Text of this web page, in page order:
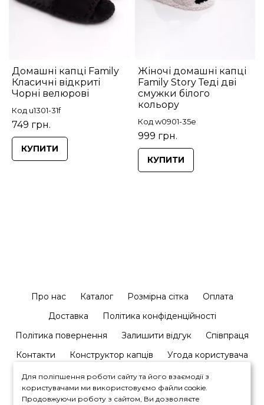
Домашні капці Family
Класичні відкриті
Чорні велюрові
Код u1301-31f
749 грн.
КУПИТИ
Жіночі домашні капці
Family Story Теді дві
смужки білого
кольору
Код w0901-35e
999 грн.
КУПИТИ
Про нас Каталог Розмірна сітка
Оплата
Доставка
Політика конфіденційності
Політика повернення
Залишити відгук
Співпраця
Контакти
Конструктор капців Угода користувача
Для поліпшення роботи сайту та його взаємодії з
користувачами ми використовуємо файли cookie.
Продовжуючи роботу з сайтом, Ви дозволяєте